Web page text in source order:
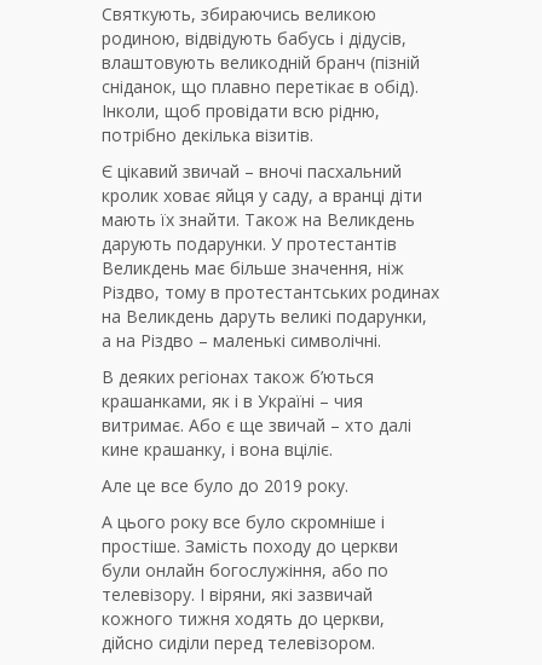
Святкують, збираючись великою
родиною, відвідують бабусь і дідусів,
влаштовують великодній бранч (пізній
сніданок, що плавно перетікає в обід).
Інколи, щоб провідати всю рідню,
потрібно декілька візитів.
Є цікавий звичай – вночі пасхальний
кролик ховає яйця у саду, а вранці діти
мають їх знайти. Також на Великдень
дарують подарунки. У протестантів
Великдень має більше значення, ніж
Різдво, тому в протестантських родинах
на Великдень даруть великі подарунки,
а на Різдво – маленькі символічні.
В деяких регіонах також б’ються
крашанками, як і в Україні – чия
витримає. Або є ще звичай – хто далі
кине крашанку, і вона вціліє.
Але це все було до 2019 року.
А цього року все було скромніше і
простіше. Замість походу до церкви
були онлайн богослужіння, або по
телевізору. І віряни, які зазвичай
кожного тижня ходять до церкви,
дійсно сиділи перед телевізором.